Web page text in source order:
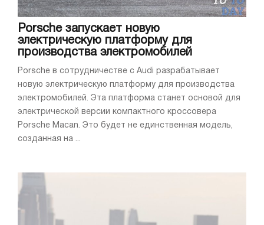
Porsche запускает новую
электрическую платформу для
производства электромобилей
Porsche в сотрудничестве с Audi разрабатывает
новую электрическую платформу для производства
электромобилей. Эта платформа станет основой для
электрической версии компактного кроссовера
Porsche Macan. Это будет не единственная модель,
созданная на ...